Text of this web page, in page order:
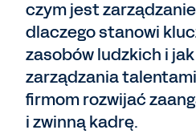
czym jest
dlaczego stanowi
zasobów ludzkich i
zarządzania
firmom rozwijać
i zwinną kadrę.